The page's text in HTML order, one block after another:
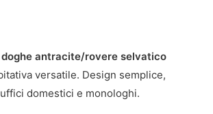
antracite/rovere selvatico
versatile. Design semplice,
domestici e monologhi.